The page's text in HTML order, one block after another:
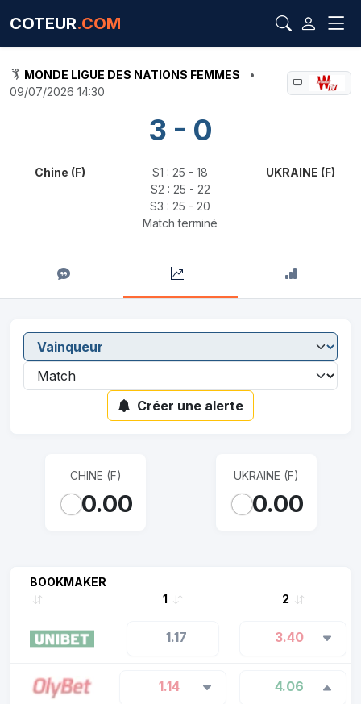
COTEUR.COM
MONDE LIGUE DES NATIONS FEMMES
•
09/07/2026 14:30
Chine (F)
3 - 0
S1 : 25 - 18
S2 : 25 - 22
S3 : 25 - 20
Match terminé
UKRAINE (F)
Créer une alerte
CHINE (F)
0.00
UKRAINE (F)
0.00
BOOKMAKER
1
2
1.17 3.40
1.14 4.06